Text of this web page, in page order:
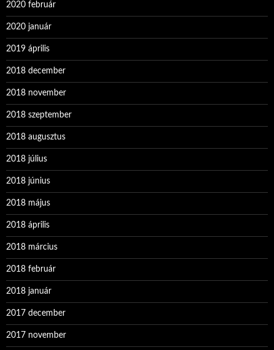
2020 február
2020 január
2019 április
2018 december
2018 november
2018 szeptember
2018 augusztus
2018 július
2018 június
2018 május
2018 április
2018 március
2018 február
2018 január
2017 december
2017 november